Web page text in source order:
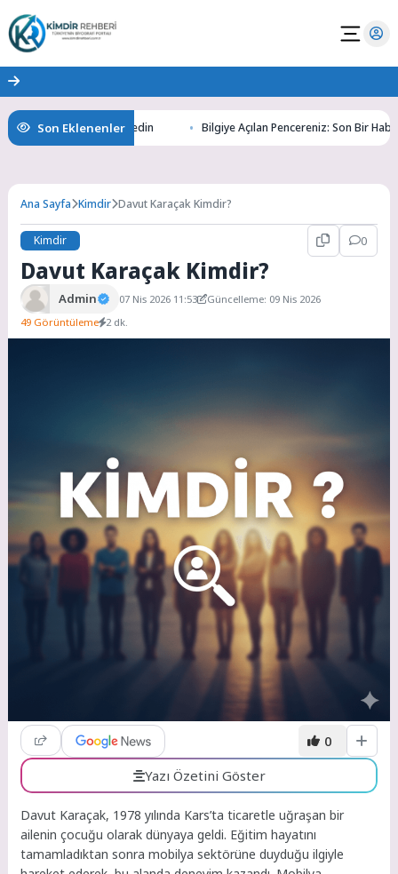
Son Eklenenler
Gizemlerini Keşfedin Bilgiye Açılan Pencereniz: Son Bir Haber ile
Ana Sayfa Kimdir Davut Karaçak Kimdir?
Kimdir 0
Davut Karaçak Kimdir?
Admin 07 Nis 2026 11:53
Güncelleme: 09 Nis 2026
49 Görüntüleme 2 dk.
0
Yazı Özetini Göster
Davut Karaçak, 1978 yılında Kars’ta ticaretle uğraşan bir
ailenin çocuğu olarak dünyaya geldi. Eğitim hayatını
tamamladıktan sonra mobilya sektörüne duyduğu ilgiyle